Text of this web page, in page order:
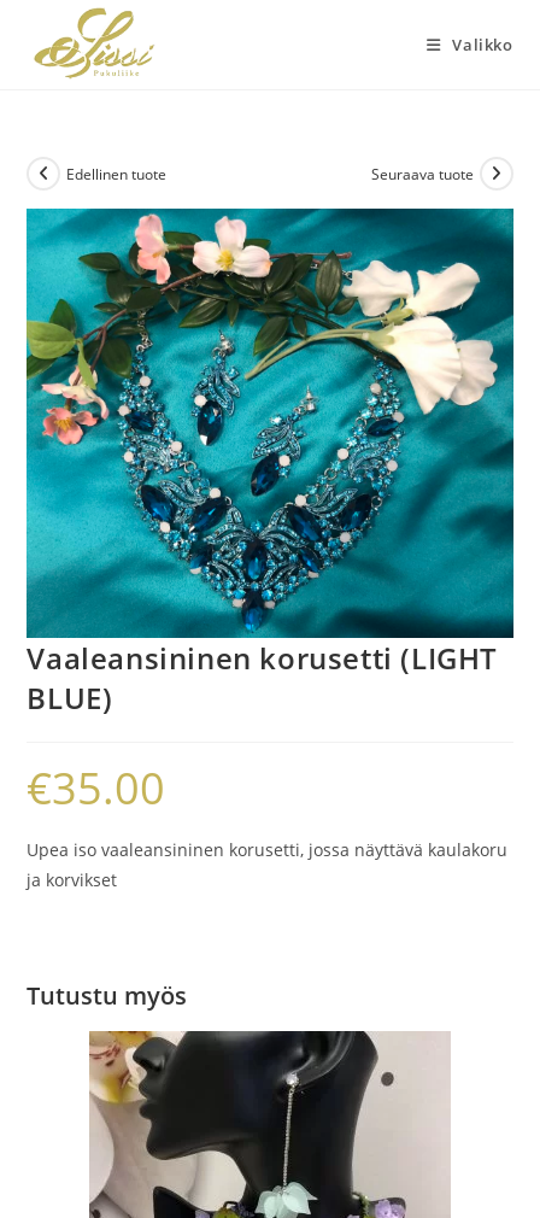
suoraan
sisältöön
Valikko
Edellinen tuote Seuraava tuote
Vaaleansininen korusetti (LIGHT
BLUE)
€35.00
Upea iso vaaleansininen korusetti, jossa näyttävä kaulakoru
ja korvikset
Tutustu myös